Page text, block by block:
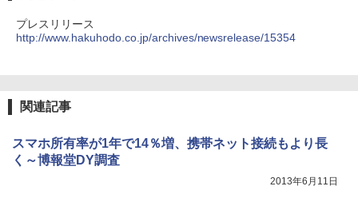
プレスリリース
http://www.hakuhodo.co.jp/archives/newsrelease/15354
関連記事
スマホ所有率が1年で14％増、携帯ネット接続もより長
く～博報堂DY調査
2013年6月11日